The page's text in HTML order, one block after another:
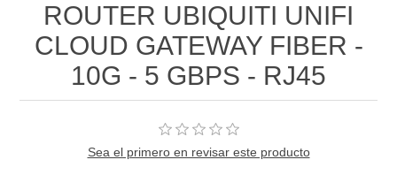
ROUTER UBIQUITI UNIFI
CLOUD GATEWAY FIBER -
10G - 5 GBPS - RJ45
Sea el primero en revisar este producto